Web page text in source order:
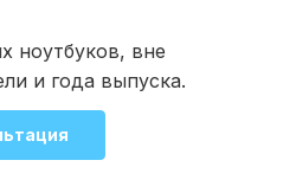
ноутбуков, вне
и года выпуска.